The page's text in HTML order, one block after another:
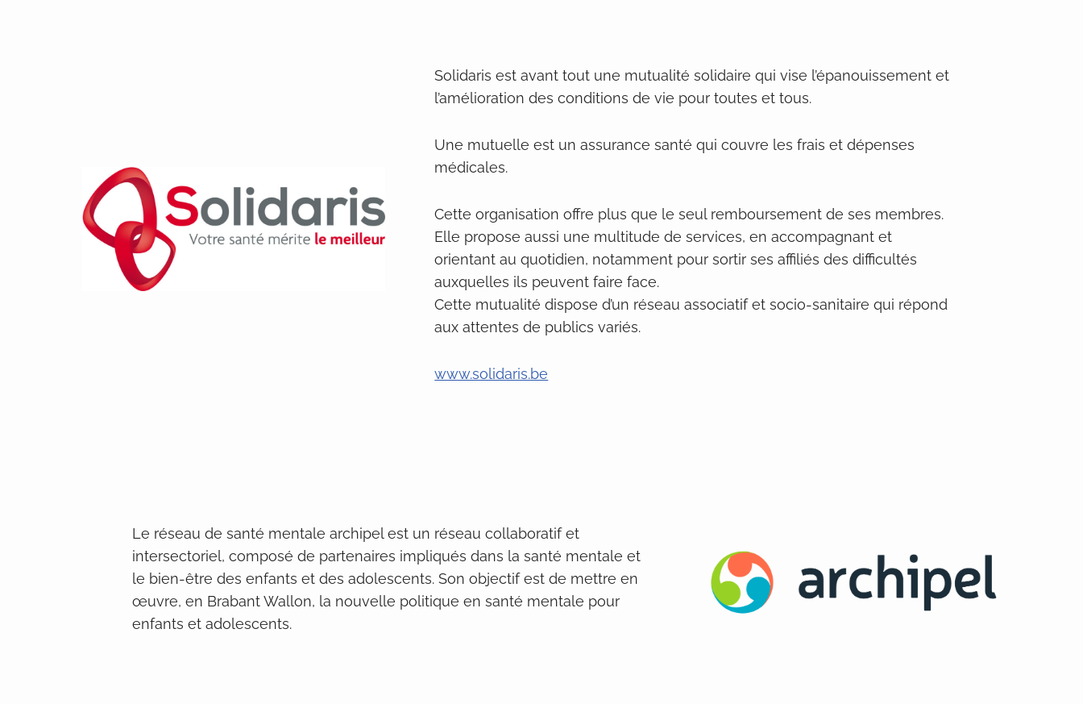
Solidaris est avant tout une mutualité solidaire qui vise l’épanouissement et
l’amélioration des conditions de vie pour toutes et tous.
Une mutuelle est un assurance santé qui couvre les frais et dépenses
médicales.
Cette organisation offre plus que le seul remboursement de ses membres.
Elle propose aussi une multitude de services, en accompagnant et
orientant au quotidien, notamment pour sortir ses affiliés des difficultés
auxquelles ils peuvent faire face.
Cette mutualité dispose d’un réseau associatif et socio-sanitaire qui répond
aux attentes de publics variés.
www.solidaris.be
Le réseau de santé mentale archipel est un réseau collaboratif et
intersectoriel, composé de partenaires impliqués dans la santé mentale et
le bien-être des enfants et des adolescents. Son objectif est de mettre en
œuvre, en Brabant Wallon, la nouvelle politique en santé mentale pour
enfants et adolescents.